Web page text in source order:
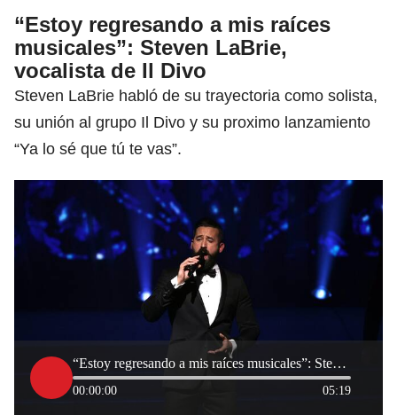
“Estoy regresando a mis raíces
musicales”: Steven LaBrie,
vocalista de Il Divo
Steven LaBrie habló de su trayectoria como solista,
su unión al grupo Il Divo y su proximo lanzamiento
“Ya lo sé que tú te vas”.
“Estoy regresando a mis raíces musicales”: Steven LaBrie, vocalista de Il Divo
00:00:00 05:19